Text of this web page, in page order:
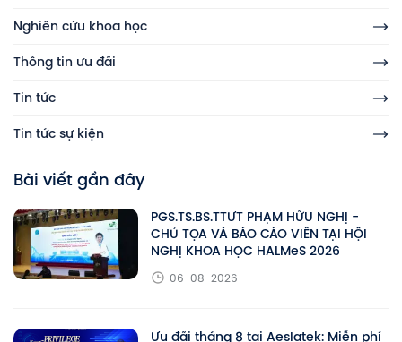
Nghiên cứu khoa học
Thông tin ưu đãi
Tin tức
Tin tức sự kiện
Bài viết gần đây
PGS.TS.BS.TTƯT PHẠM HỮU NGHỊ -
CHỦ TỌA VÀ BÁO CÁO VIÊN TẠI HỘI
NGHỊ KHOA HỌC HALMeS 2026
06-08-2026
Ưu đãi tháng 8 tại Aeslatek: Miễn phí